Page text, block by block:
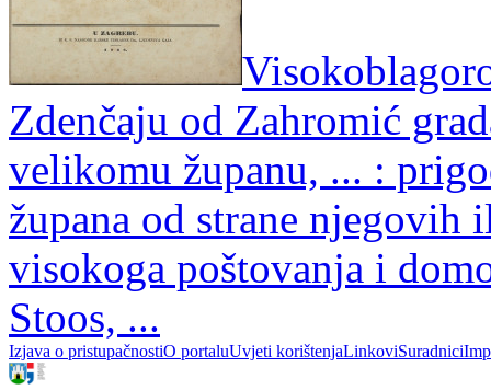
Zdenčaju od Zahromić
velikomu županu, ... :
župana od strane njegovih
visokoga poštovanja i
Stoos, ...
Izjava o pristupačnostiO portaluUvjeti korištenjaLinkoviSuradnici